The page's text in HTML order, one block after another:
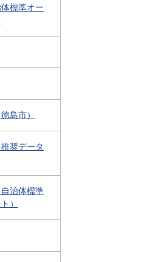
標準オー
島市）
奨データ
治体標準
）